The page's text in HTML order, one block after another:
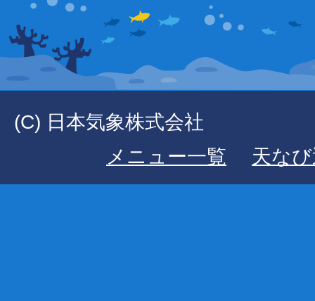
(C) 日本気象株式会社
メニュー一覧
天な